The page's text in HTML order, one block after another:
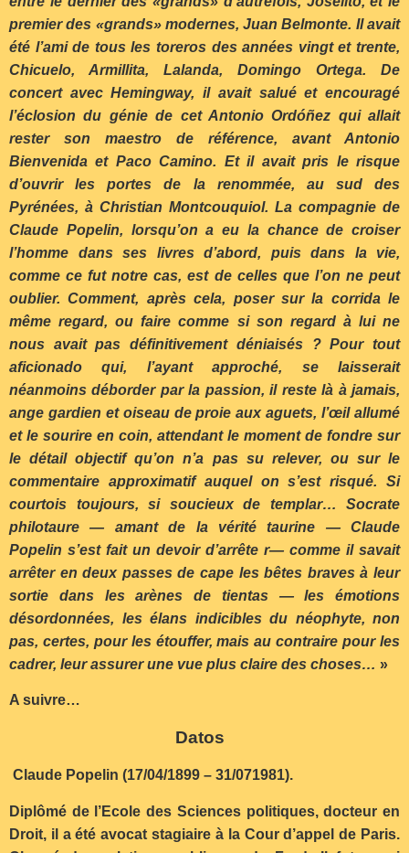
premier des «grands» modernes, Juan Belmonte. Il avait
été l’ami de tous les toreros des années vingt et trente,
Chicuelo, Armillita, Lalanda, Domingo Ortega. De
concert avec Hemingway, il avait salué et encouragé
l’éclosion du génie de cet Antonio Ordóñez qui allait
rester son maestro de référence, avant Antonio
Bienvenida et Paco Camino. Et il avait pris le risque
d’ouvrir les portes de la renommée, au sud des
Pyrénées, à Christian Montcouquiol. La compagnie de
Claude Popelin, lorsqu’on a eu la chance de croiser
l’homme dans ses livres d’abord, puis dans la vie,
comme ce fut notre cas, est de celles que l’on ne peut
oublier. Comment, après cela, poser sur la corrida le
même regard, ou faire comme si son regard à lui ne
nous avait pas définitivement déniaisés ? Pour tout
aficionado qui, l’ayant approché, se laisserait
néanmoins déborder par la passion, il reste là à jamais,
ange gardien et oiseau de proie aux aguets, l’œil allumé
et le sourire en coin, attendant le moment de fondre sur
le détail objectif qu’on n’a pas su relever, ou sur le
commentaire approximatif auquel on s’est risqué. Si
courtois toujours, si soucieux de templar… Socrate
philotaure — amant de la vérité taurine — Claude
Popelin s’est fait un devoir d’arrête r— comme il savait
arrêter en deux passes de cape les bêtes braves à leur
sortie dans les arènes de tientas — les émotions
désordonnées, les élans indicibles du néophyte, non
pas, certes, pour les étouffer, mais au contraire pour les
cadrer, leur assurer une vue plus claire des choses… »
A suivre…
Datos
Claude Popelin (17/04/1899 – 31/071981).
Diplômé de l’Ecole des Sciences politiques, docteur en
Droit, il a été avocat stagiaire à la Cour d’appel de Paris.